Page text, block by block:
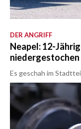
DER ANGRIFF
Neapel: 12-
niedergestochen
Es geschah im